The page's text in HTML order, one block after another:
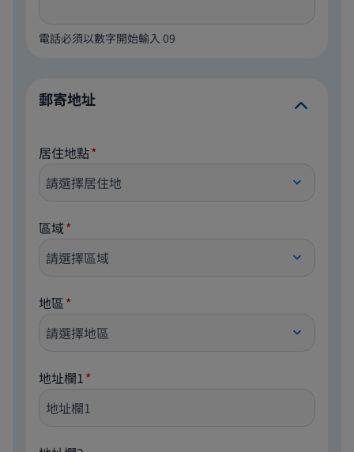
電話必須以數字開始輸入 09
郵寄地址
居住地點
區域
地區
地址欄1